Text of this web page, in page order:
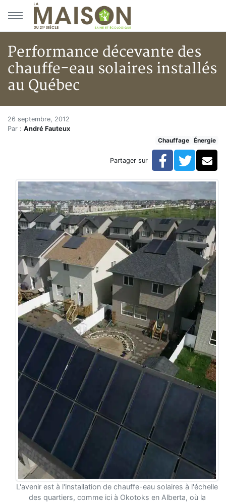
Aller au menu principal
Aller au contenu principal
Performance décevante des
chauffe-eau solaires installés
au Québec
Accueil
Articles
Performance décevante des chauffe-eau solaires
Performance décevante des
26 septembre, 2012
Par : André Fauteux
Chauffage
Énergie
Partager sur Facebook
L'avenir est à l'installation de chauffe-eau solaires à l'échelle
des quartiers, comme ici à Okotoks en Alberta, où la